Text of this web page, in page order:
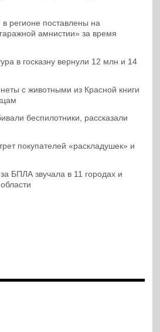
регионе поставлены на
амнистии» за время
в госказну вернули 12 млн и 14
с животными из Красной книги
беспилотники, рассказали
покупателей «раскладушек» и
БПЛА звучала в 11 городах и